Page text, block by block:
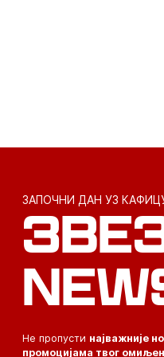
ЗАПОЧНИ ДАН УЗ
Не пропусти најважније
промоцијама твог